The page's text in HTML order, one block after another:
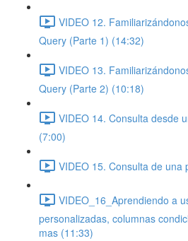
VIDEO 12.
Query (Parte 1) (14:32)
VIDEO 13.
Query (Parte 2) (10:18)
VIDEO 14. Consulta desde
(7:00)
VIDEO 15. Consulta de una
VIDEO_16_Aprendiendo a
personalizadas, columnas
mas (11:33)